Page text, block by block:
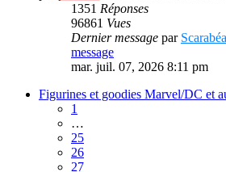
1351 Réponses
96861 Vues
Dernier message par
message
mar. juil. 07, 2026 8:11 pm
Figurines et goodies Marvel/DC et
1
…
25
26
27